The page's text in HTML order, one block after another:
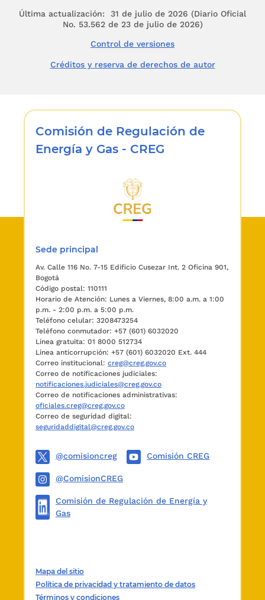
Última actualización: 31 de julio de 2026 (Diario Oficial
No. 53.562 de 23 de julio de 2026)
Control de versiones
Créditos y reserva de derechos de autor
Comisión de Regulación de
Energía y Gas - CREG
Sede principal
Av. Calle 116 No. 7-15 Edificio Cusezar Int. 2 Oficina 901,
Bogotá
Código postal: 110111
Horario de Atención: Lunes a Viernes, 8:00 a.m. a 1:00
p.m. - 2:00 p.m. a 5:00 p.m.
Teléfono celular: 3208473254
Teléfono conmutador: +57 (601) 6032020
Línea gratuita: 01 8000 512734
Línea anticorrupción: +57 (601) 6032020 Ext. 444
Correo institucional: creg@creg.gov.co
Correo de notificaciones judiciales:
notificaciones.judiciales@creg.gov.co
Correo de notificaciones administrativas:
oficiales.creg@creg.gov.co
Correo de seguridad digital:
seguridaddigital@creg.gov.co
@comisioncreg Comisión CREG
@ComisionCREG
Comisión de Regulación de Energía y
Gas
Mapa del sitio
Política de privacidad y tratamiento de datos
Términos y condiciones